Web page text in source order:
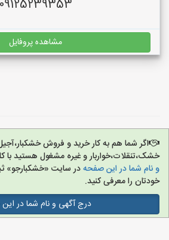
09125239353
مشاهده پروفایل
اگر شما هم به کار خرید و فروش
خشک،تنقلات،خواربار و غیره مشغول هستید با
و نام شما در این صفحهدر سایت «خشکبارجو»
خودتان را معرفی کنید.
درج آگهی و نام شما در